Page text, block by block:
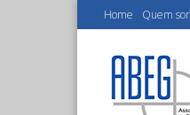
Home Quem